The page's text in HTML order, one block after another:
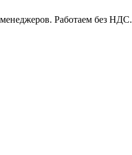
Работаем без НДС.